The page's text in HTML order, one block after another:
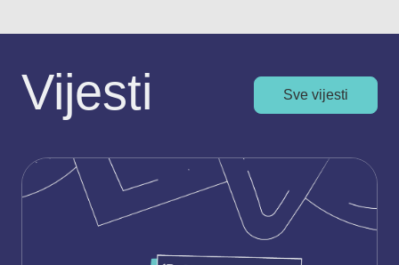
Vijesti Sve vijesti